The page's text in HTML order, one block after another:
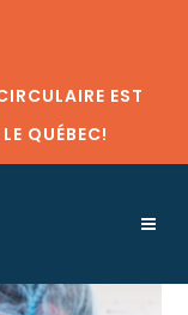
EST
QUÉBEC!